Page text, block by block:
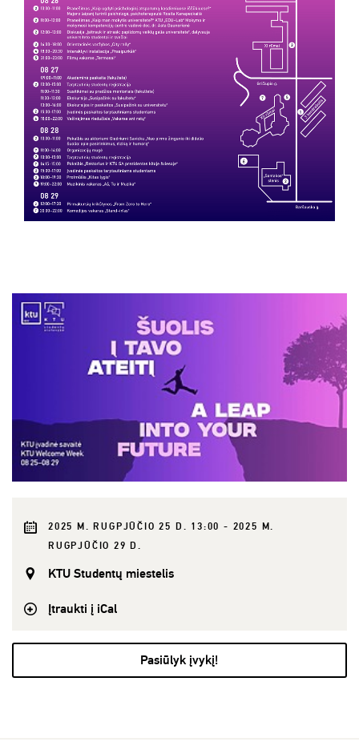
2025 M. RUGPJŪČIO 25 D. 13:00 - 2025 M.
RUGPJŪČIO 29 D.
KTU Studentų miestelis
Įtraukti į iCal
Pasiūlyk įvykį!